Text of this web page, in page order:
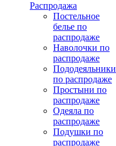
Распродажа
Постельное
белье по
распродаже
Наволочки по
распродаже
Пододеяльники
по распродаже
Простыни по
распродаже
Одеяла по
распродаже
Подушки по
распродаже